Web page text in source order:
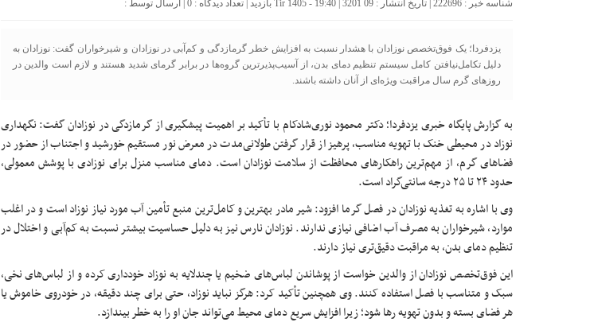
شناسه خبر : 222696 | تاریخ انتشار : 09 Tir 1405 - 19:40 | 3201 بازدید | تعداد دیدگاه : 0 | ارسال توسط :
یزدفردا؛ یک فوق‌تخصص نوزادان با هشدار نسبت به افزایش خطر گرمازدگی و کم‌آبی در نوزادان و شیرخواران گفت: نوزادان به
دلیل تکامل‌نیافتن کامل سیستم تنظیم دمای بدن، از آسیب‌پذیرترین گروه‌ها در برابر گرمای شدید هستند و لازم است والدین در
روزهای گرم سال مراقبت ویژه‌ای از آنان داشته باشند.
به گزارش پایگاه خبری یزدفردا؛ دکتر محمود نوری‌شادکام با تأکید بر اهمیت پیشگیری از گرمازدگی در نوزادان گفت: نگهداری
نوزاد در محیطی خنک با تهویه مناسب، پرهیز از قرار گرفتن طولانی‌مدت در معرض نور مستقیم خورشید و اجتناب از حضور در
فضاهای گرم، از مهم‌ترین راهکارهای محافظت از سلامت نوزادان است. دمای مناسب منزل برای نوزادی با پوشش معمولی،
حدود ۲۴ تا ۲۵ درجه سانتی‌گراد است.
وی با اشاره به تغذیه نوزادان در فصل گرما افزود: شیر مادر بهترین و کامل‌ترین منبع تأمین آب مورد نیاز نوزاد است و در اغلب
موارد، شیرخواران به مصرف آب اضافی نیازی ندارند. نوزادان نارس نیز به دلیل حساسیت بیشتر نسبت به کم‌آبی و اختلال در
تنظیم دمای بدن، به مراقبت دقیق‌تری نیاز دارند.
این فوق‌تخصص نوزادان از والدین خواست از پوشاندن لباس‌های ضخیم یا چندلایه به نوزاد خودداری کرده و از لباس‌های نخی،
سبک و متناسب با فصل استفاده کنند. وی همچنین تأکید کرد: هرگز نباید نوزاد، حتی برای چند دقیقه، در خودروی خاموش یا
هر فضای بسته و بدون تهویه رها شود؛ زیرا افزایش سریع دمای محیط می‌تواند جان او را به خطر بیندازد.